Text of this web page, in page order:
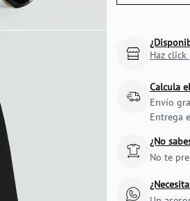
Haz
Calcula
Envío
Entrega
¿No
No te